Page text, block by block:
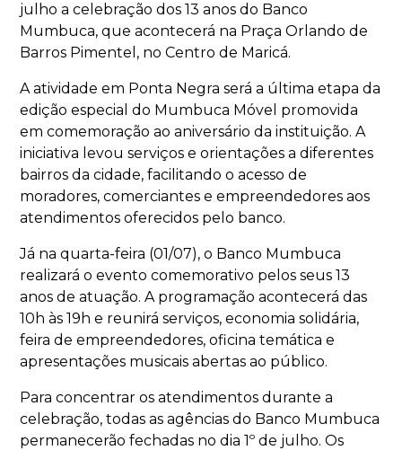
julho a celebração dos 13 anos do Banco
Mumbuca, que acontecerá na Praça Orlando de
Barros Pimentel, no Centro de Maricá.
A atividade em Ponta Negra será a última etapa da
edição especial do Mumbuca Móvel promovida
em comemoração ao aniversário da instituição. A
iniciativa levou serviços e orientações a diferentes
bairros da cidade, facilitando o acesso de
moradores, comerciantes e empreendedores aos
atendimentos oferecidos pelo banco.
Já na quarta-feira (01/07), o Banco Mumbuca
realizará o evento comemorativo pelos seus 13
anos de atuação. A programação acontecerá das
10h às 19h e reunirá serviços, economia solidária,
feira de empreendedores, oficina temática e
apresentações musicais abertas ao público.
Para concentrar os atendimentos durante a
celebração, todas as agências do Banco Mumbuca
permanecerão fechadas no dia 1º de julho. Os